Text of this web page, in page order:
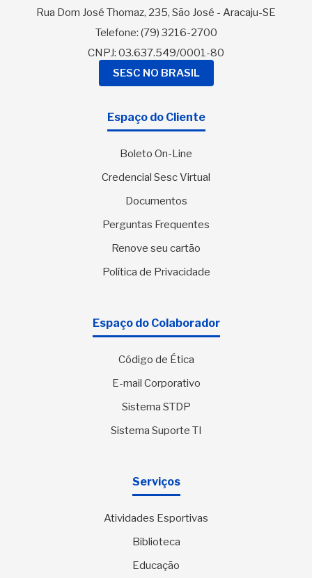
Rua Dom José Thomaz, 235, São José - Aracaju-SE
Telefone: (79) 3216-2700
CNPJ: 03.637.549/0001-80
SESC NO BRASIL
Espaço do Cliente
Boleto On-Line
Credencial Sesc Virtual
Documentos
Perguntas Frequentes
Renove seu cartão
Política de Privacidade
Espaço do Colaborador
Código de Ética
E-mail Corporativo
Sistema STDP
Sistema Suporte TI
Serviços
Atividades Esportivas
Biblioteca
Educação